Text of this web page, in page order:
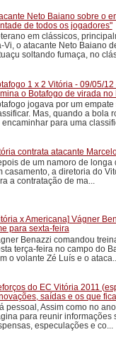
Neto Baiano sobre o
de todos os jogadores"
em clássicos,
Vi, o atacante Neto Baiano
soltando fumaça, no
1 x 2 Vitória - 09/05/
o Botafogo de virada no
jogava por um
Mas, quando a bola
encaminhar para uma
contrata atacante
de um namoro de longa
casamento, a diretoria do
a contratação de ma...
x Americana] Vágner
para sexta-feira
Benazzi comandou
terça-feira no campo do
o volante Zé Luís e o ataca...
do EC Vitória 2011
saídas e os que
pessoal, Assim como no
para reunir informações
especulações e co...